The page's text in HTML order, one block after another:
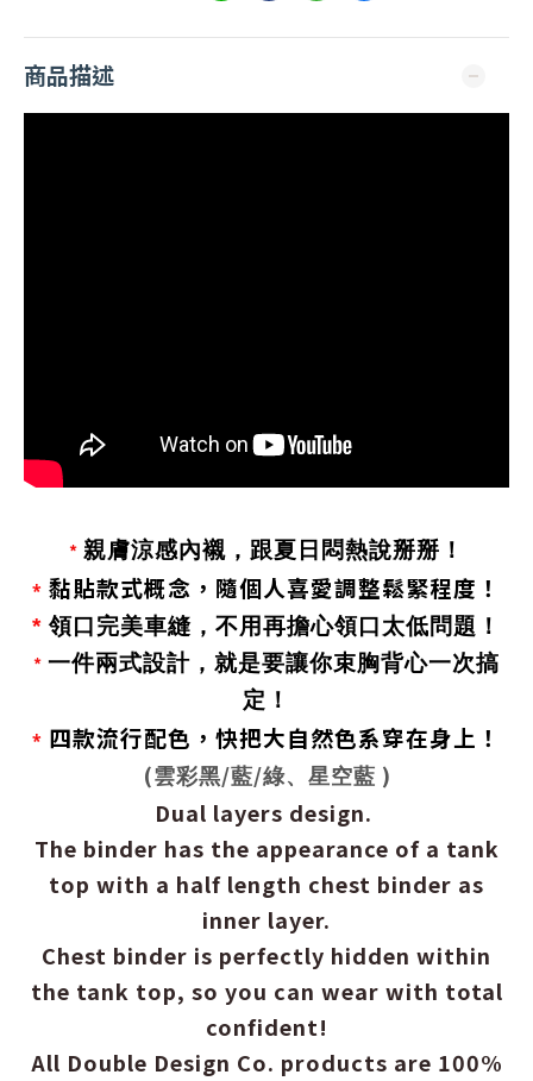
商品描述
* 親膚涼感內襯，跟夏日悶熱說掰掰！
* 黏貼款式概念，隨個人喜愛調整鬆緊程度！
* 領口完美車縫，不用再擔心領口太低問題！
* 一件兩式設計，就是要讓你束胸背心一次搞
定！
* 四款流行配色，快把大自然色系穿在身上！
(雲彩黑/藍/綠、星空藍 )
Dual layers design.
The binder has the appearance of a tank
top with a half length chest binder as
inner layer.
Chest binder is perfectly hidden within
the tank top, so you can wear with total
confident!
All Double Design Co. products are 100%